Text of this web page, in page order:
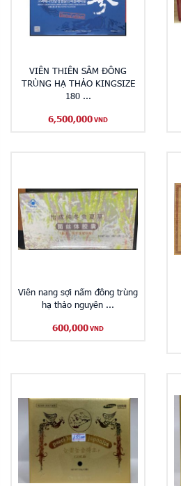
VIÊN THIÊN SÂM ĐÔNG
TRÙNG HẠ THẢO KINGSIZE
180 ...
6,500,000 VND
Viên nang sợi nấm đông trùng
hạ thảo nguyên ...
600,000 VND